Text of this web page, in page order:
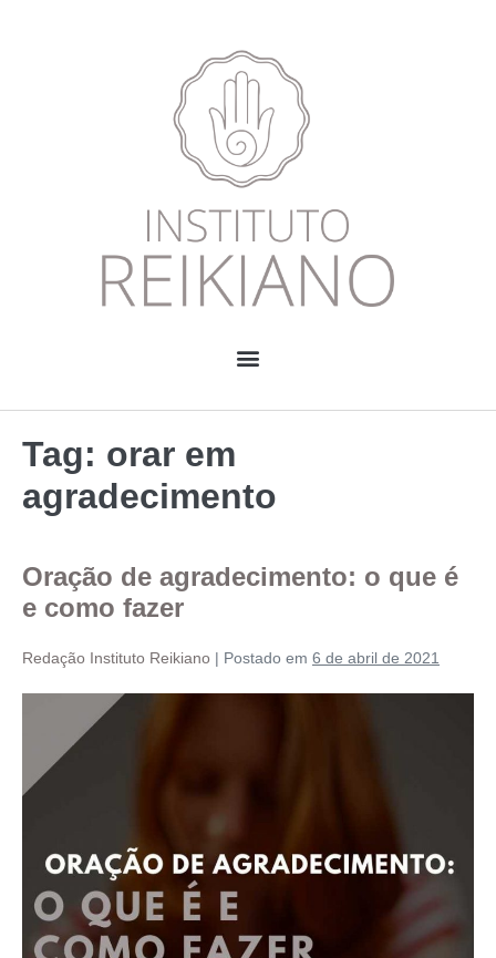
Tag: orar em
agradecimento
Oração de agradecimento: o que é
e como fazer
Redação Instituto Reikiano | Postado em 6 de abril de 2021